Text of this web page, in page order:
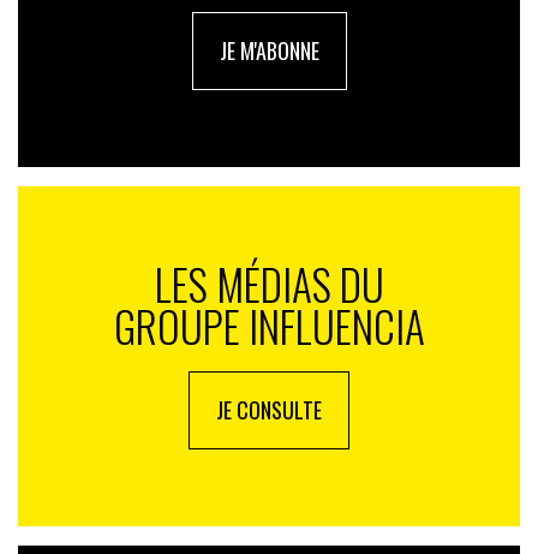
JE M'ABONNE
LES MÉDIAS DU
GROUPE INFLUENCIA
JE CONSULTE